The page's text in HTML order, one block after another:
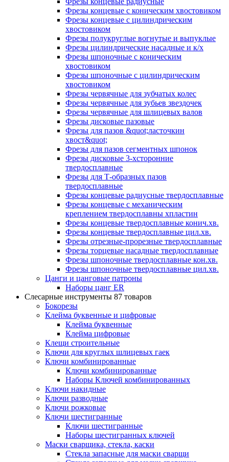
Фрезы концевые с коническим хвостовиком
Фрезы концевые с цилиндрическим
хвостовиком
Фрезы полукруглые вогнутые и выпуклые
Фрезы цилиндрические насадные и к/х
Фрезы шпоночные с коническим
хвостовиком
Фрезы шпоночные с цилиндрическим
хвостовиком
Фрезы червячные для зубчатых колес
Фрезы червячные для зубьев звездочек
Фрезы червячные для шлицевых валов
Фрезы дисковые пазовые
Фрезы для пазов &quot;ласточкин
хвост&quot;
Фрезы для пазов сегментных шпонок
Фрезы дисковые 3-хсторонние
твердосплавные
Фрезы для Т-образных пазов
твердосплавные
Фрезы концевые радиусные твердосплавные
Фрезы концевые с механическим
креплением твердосплавны хпластин
Фрезы концевые твердосплавные конич.хв.
Фрезы концевые твердосплавные цил.хв.
Фрезы отрезные-прорезные твердосплавные
Фрезы торцевые насадные твердосплавные
Фрезы шпоночные твердосплавные кон.хв.
Фрезы шпоночные твердосплавные цил.хв.
Цанги и цанговые патроны
Наборы цанг ER
Слесарные инструменты 87 товаров
Бокорезы
Клейма буквенные и цифровые
Клейма буквенные
Клейма цифровые
Клещи строительные
Ключи для круглых шлицевых гаек
Ключи комбинированные
Ключи комбинированные
Наборы Ключей комбинированных
Ключи накидные
Ключи разводные
Ключи рожковые
Ключи шестигранные
Ключи шестигранные
Наборы шестигранных ключей
Маски сварщика, стекла, каски
Стекла запасные для маски сварщи